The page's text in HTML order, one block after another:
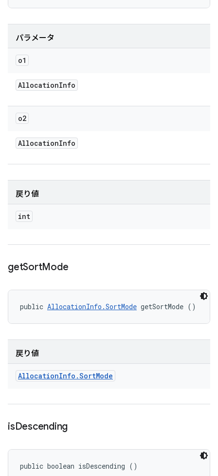
パラメータ
o1
AllocationInfo
o2
AllocationInfo
戻り値
int
getSortMode
public AllocationInfo.SortMode getSortMode ()
戻り値
AllocationInfo .SortMode
isDescending
public boolean isDescending ()